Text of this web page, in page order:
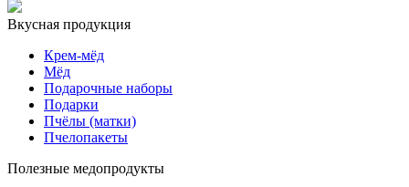
Вкусная продукция
Крем-мёд
Мёд
Подарочные наборы
Подарки
Пчёлы (матки)
Пчелопакеты
Полезные медопродукты